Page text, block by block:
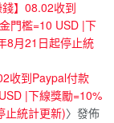
錢】08.02收到
門檻=10 USD |下
8月21日起停止統
收到Paypal付款
|下線獎勵=10%
止統計更新)〉發佈